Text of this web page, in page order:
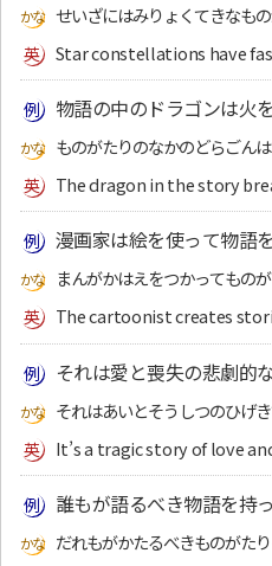
せいざにはみりょくてきなもの
Star constellations have
物語の中のドラゴンは火
ものがたりのなかのどらごんは
The dragon in the story
漫画家は絵を使って物語
まんがかはえをつかってもの
The cartoonist creates
それは愛と喪失の悲劇的
それはあいとそうしつのひげ
It’s a tragic story of love
誰もが語るべき物語を持
だれもがかたるべきものがたり